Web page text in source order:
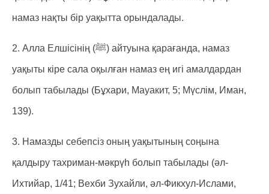
намаз нақты бір уақытта орындалады.
2. Алла Елшісінің (ﷺ) айтуына қарағанда, намаз
уақыты кіре сала оқылған намаз ең игі амалдардан
болып табылады (Бұхари, Мауакит, 5; Мүслім, Иман,
139).
3. Намазды себепсіз оның уақытының соңына
қалдыру тахриман-мәкрүһ болып табылады (әл-
Ихтийар, 1/41; Вехби Зухайли, әл-Фикхул-Ислами,